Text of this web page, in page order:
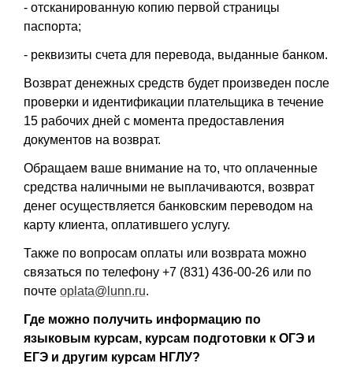
- отсканированную копию первой страницы
паспорта;
- реквизиты счета для перевода, выданные банком.
Возврат денежных средств будет произведен после
проверки и идентификации плательщика в течение
15 рабочих дней с момента предоставления
документов на возврат.
Обращаем ваше внимание на то, что оплаченные
средства наличными не выплачиваются, возврат
денег осуществляется банковским переводом на
карту клиента, оплатившего услугу.
Также по вопросам оплаты или возврата можно
связаться по телефону +7 (831) 436-00-26 или по
почте oplata@lunn.ru.
Где можно получить информацию по
языковым курсам, курсам подготовки к ОГЭ и
ЕГЭ и другим курсам НГЛУ?